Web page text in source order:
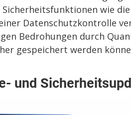
wie die
Datenschutzkontrolle
Bedrohungen durch
gespeichert werden
und